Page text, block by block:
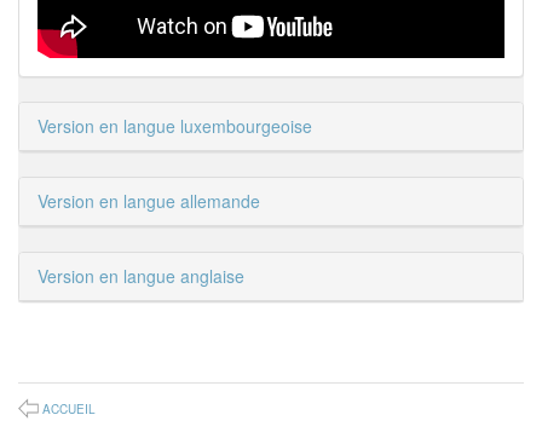
Version en langue luxembourgeoise
Version en langue allemande
Version en langue anglaise
ACCUEIL